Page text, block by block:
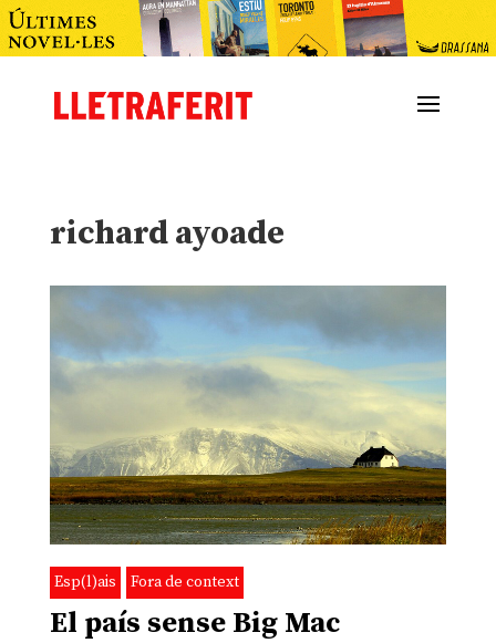
richard ayoade
Esp(l)ais Fora de context
El país sense Big Mac